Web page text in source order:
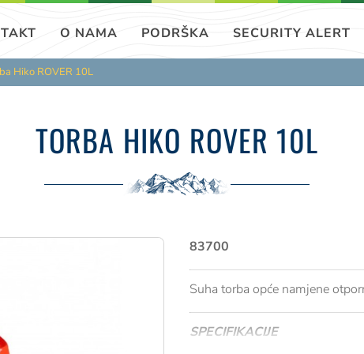
O NAMA PODRŠKA SECURITY ALERT
Hiko ROVER 10L
TORBA HIKO ROVER 10L
83700
Suha torba opće namjene
SPECIFIKACIJE